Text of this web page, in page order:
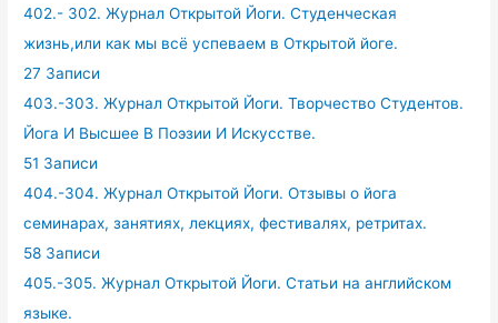
402.- 302. Журнал Открытой Йоги. Студенческая
жизнь,или как мы всё успеваем в Открытой йоге.
27 Записи
403.-303. Журнал Открытой Йоги. Творчество Студентов.
Йога И Высшее В Поэзии И Искусстве.
51 Записи
404.-304. Журнал Открытой Йоги. Отзывы о йога
семинарах, занятиях, лекциях, фестивалях, ретритах.
58 Записи
405.-305. Журнал Открытой Йоги. Статьи на английском
языке.